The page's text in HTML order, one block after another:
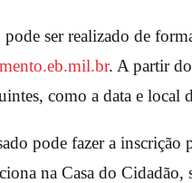
ser realizado de
. A partir
como a data e local
pode fazer a inscrição
na Casa do Cidadão,